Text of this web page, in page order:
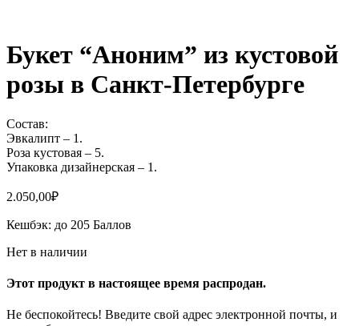
Букет “Аноним” из кустовой
розы в Санкт-Петербурге
Состав:
Эвкалипт – 1.
Роза кустовая – 5.
Упаковка дизайнерская – 1.
2.050,00₽
Кешбэк: до 205 Баллов
Нет в наличии
Этот продукт в настоящее время распродан.
Не беспокойтесь! Введите свой адрес электронной почты, и